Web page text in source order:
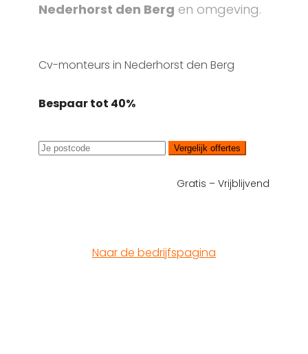
Nederhorst den Berg en omgeving.
Cv-monteurs in Nederhorst den Berg
Bespaar tot 40%
Vergelijk offertes
Gratis – Vrijblijvend
Naar de bedrijfspagina